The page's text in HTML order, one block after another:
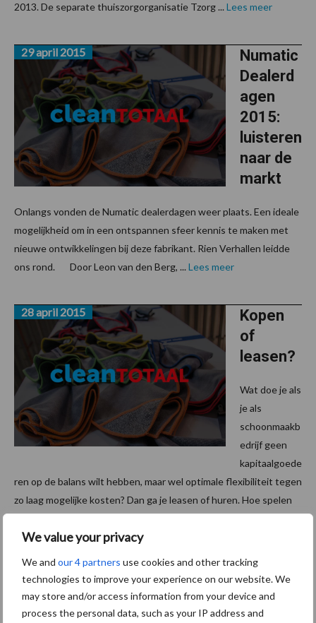
We value your privacy
We and our 4 partners use cookies and other tracking
technologies to improve your experience on our website. We
may store and/or access information from your device and
process the personal data, such as your IP address and
2013. De separate thuiszorgorganisatie Tzorg ...Lees meer
Numatic
Dealerd
agen
2015:
luisteren
naar de
markt
29 april 2015
Onlangs vonden de Numatic dealerdagen weer plaats. Een ideale
mogelijkheid om in een ontspannen sfeer kennis te maken met
nieuwe ontwikkelingen bij deze fabrikant. Rien Verhallen leidde
ons rond. Door Leon van den Berg, ...Lees meer
Kopen
of
leasen?
28 april 2015
Wat doe je als
je als
schoonmaakb
edrijf geen
kapitaalgoede
ren op de balans wilt hebben, maar wel optimale flexibiliteit tegen
zo laag mogelijke kosten? Dan ga je leasen of huren. Hoe spelen
Contract
’s
Heeren
28 april 2015